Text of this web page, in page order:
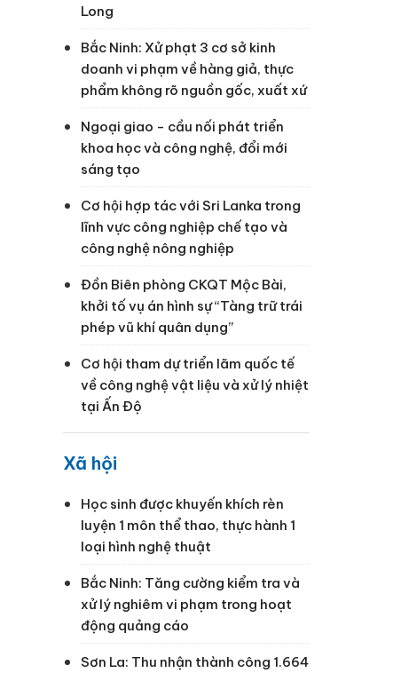
Long
Bắc Ninh: Xử phạt 3 cơ sở kinh
doanh vi phạm về hàng giả, thực
phẩm không rõ nguồn gốc, xuất xứ
Ngoại giao - cầu nối phát triển
khoa học và công nghệ, đổi mới
sáng tạo
Cơ hội hợp tác với Sri Lanka trong
lĩnh vực công nghiệp chế tạo và
công nghệ nông nghiệp
Đồn Biên phòng CKQT Mộc Bài,
khởi tố vụ án hình sự “Tàng trữ trái
phép vũ khí quân dụng”
Cơ hội tham dự triển lãm quốc tế
về công nghệ vật liệu và xử lý nhiệt
tại Ấn Độ
Xã hội
Học sinh được khuyến khích rèn
luyện 1 môn thể thao, thực hành 1
loại hình nghệ thuật
Bắc Ninh: Tăng cường kiểm tra và
xử lý nghiêm vi phạm trong hoạt
động quảng cáo
Sơn La: Thu nhận thành công 1.664